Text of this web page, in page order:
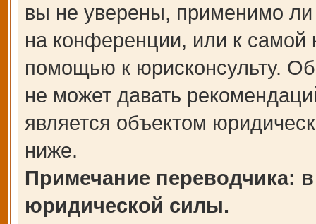
вы не уверены, применимо ли
на конференции, или к самой
помощью к юрисконсульту.
не может давать
является объектом
ниже.
Примечание переводчика:
юридической силы.